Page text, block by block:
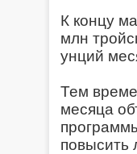
К концу
млн
унций
Тем
месяца
повысить